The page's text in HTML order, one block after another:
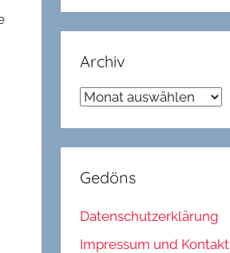
Archiv
Archiv
Gedöns
Datenschutzerklärung
Impressum und Kontakt